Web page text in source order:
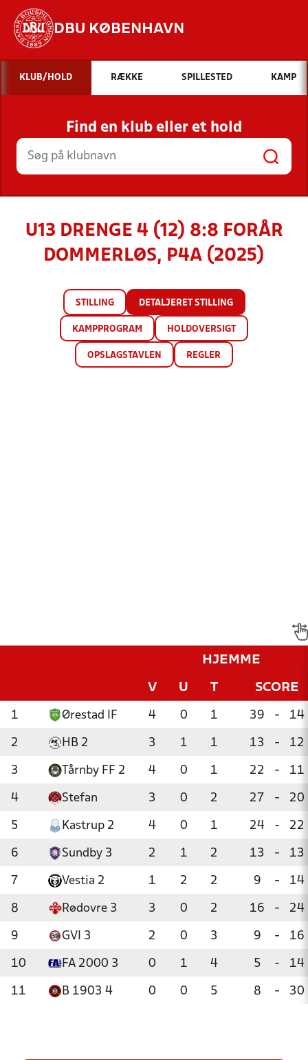
DBU KØBENHAVN
Hvad vil du søge efter?
INDHOLD OG NYHEDER
STILLINGER, RESULTATER, KLUBBER OG
HOLD
KLUB/HOLD RÆKKE SPILLESTED KAMP
Find en klub eller et hold
U13 DRENGE 4 (12) 8:8 FORÅR
DOMMERLØS, P4A (2025)
STILLING DETALJERET STILLING
KAMPPROGRAM HOLDOVERSIGT
OPSLAGSTAVLEN REGLER
HJEMME
V U T SCORE
1 Ørestad IF 4 0 1 39 - 14
2 HB 2 3 1 1 13 - 12
3 Tårnby FF 2 4 0 1 22 - 11
4 Stefan 3 0 2 27 - 20
5 Kastrup 2 4 0 1 24 - 22
6 Sundby 3 2 1 2 13 - 13
7 Vestia 2 1 2 2 9 - 14
8 Rødovre 3 3 0 2 16 - 24
9 GVI 3 2 0 3 9 - 16
10 FA 2000 3 0 1 4 5 - 14
11 B 1903 4 0 0 5 8 - 30